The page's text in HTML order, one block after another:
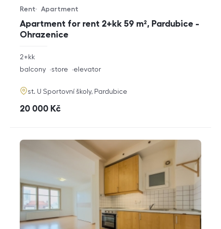
Apartment for rent 2+kk 59 m², Pardubice -
Ohrazenice
Offer type
Rent
Property type
Apartment
rozměry
disposition
2+kk
funkce
balcony store elevator
adresa
st. U Sportovní školy, Pardubice
cena
20 000 Kč